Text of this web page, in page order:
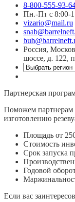
8-800-555-93-
Пн.-Пт с 8:00-
vizario@mail.ru
Россия,
шоссе, д. 122,
Партнерская
Поможем партнерам
изготовлению
Площадь от
Стоимость
Срок запуска
Годовой
Если вас